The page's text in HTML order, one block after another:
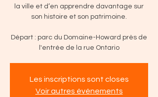
la ville et d’en apprendre davantage sur
son histoire et son patrimoine.
Départ : parc du Domaine-Howard près de
l'entrée de la rue Ontario
Les inscriptions sont closes
Voir autres événements